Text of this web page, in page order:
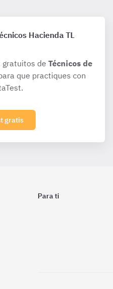
Hacienda TL
de Técnicos de
que practiques con
gratis
Para ti